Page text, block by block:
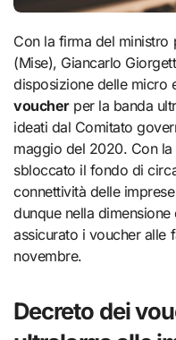
Con la firma del ministro per lo Sviluppo Economico
(Mise), Giancarlo
disposizione delle micro
voucherper la banda
ideati dal Comitato
maggio del 2020. Con
sbloccato il fondo di
connettività delle
dunque nella
assicurato i voucher alle
novembre.
Decreto dei